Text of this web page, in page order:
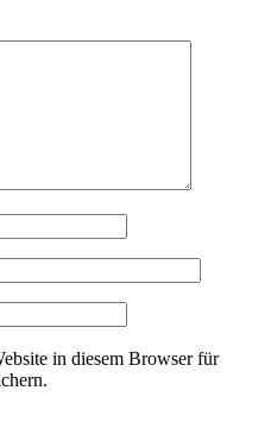
in diesem Browser für